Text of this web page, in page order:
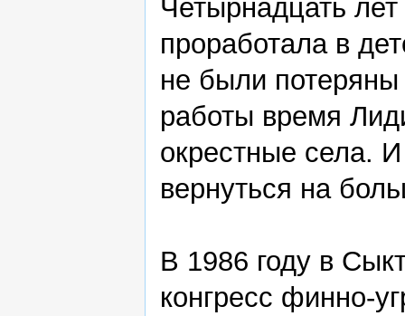
Четырнадцать
проработала в
не были потеряны
работы время
окрестные села.
вернуться на
В 1986 году в
конгресс финно-